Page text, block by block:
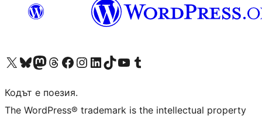
Visit our X (formerly Twitter) account
Visit our Bluesky account
Visit our Mastodon account
Visit our Threads account
Посетете нашата страница във Facebook
Посетете нашия профил в Instagram
Посетете нашия профил в LinkedIn
Visit our TikTok account
Visit our YouTube channel
Visit our Tumblr account
Кодът е поезия.
The WordPress® trademark is the intellectual property